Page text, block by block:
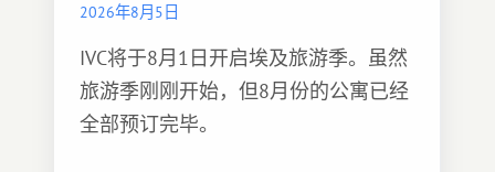
2026年8月5日
IVC将于8月1日开启埃及旅游季。虽然
旅游季刚刚开始，但8月份的公寓已经
全部预订完毕。